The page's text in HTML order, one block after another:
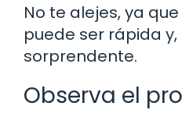
No te alejes, ya
puede ser rápida y,
sorprendente.
Observa el